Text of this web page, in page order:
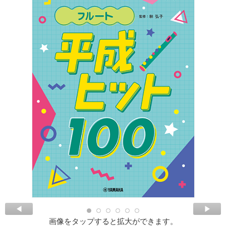
画像をタップすると拡大ができます。